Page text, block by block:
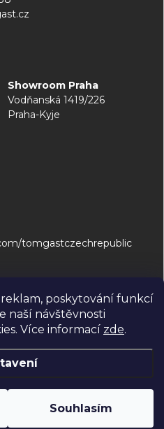
reklam, poskytování funkcí
naší návštěvnosti
Více informací zde.
Souhlasím
Showroom Praha
Vodňanská 1419/226
Praha-Kyje
tomgastczechrepublic
Shoptet
Republic s.r.o.. Všechna práva
nastavení cookies